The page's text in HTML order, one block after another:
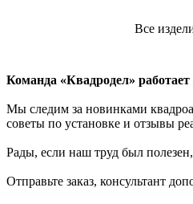
Все
Команда «Квадродел»
Мы следим за новинками
советы по установке и отзывы
Рады, если наш труд был
Отправьте заказ, консультант